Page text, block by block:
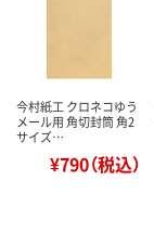
今村紙工 クロネコゆう
メール用 角切封筒 角2
サイズ…
¥790（税込）